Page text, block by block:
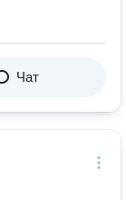
Чат